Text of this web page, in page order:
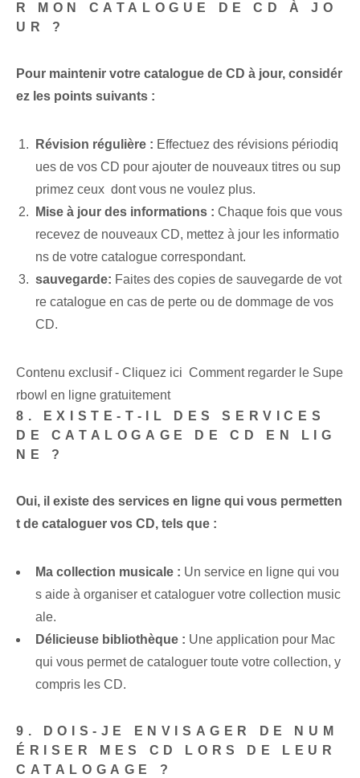
R MON CATALOGUE DE CD À JO
UR ?
Pour maintenir votre catalogue de CD à jour, considér
ez les points suivants :
Révision régulière : ⁣Effectuez ⁤des révisions périodiq
ues de vos CD pour ajouter de nouveaux titres ou ⁣sup
primez ceux ⁤ dont vous ne voulez plus.
Mise à jour des informations : Chaque fois que vous
recevez de nouveaux CD, mettez à jour les informatio
ns de votre catalogue correspondant.
sauvegarde: Faites des copies de sauvegarde de vot
re catalogue en cas de perte ou de dommage de vos
CD.
Contenu exclusif - Cliquez ici Comment regarder le Supe
rbowl en ligne gratuitement
8. EXISTE-T-IL DES SERVICES
DE CATALOGAGE DE CD EN LIG
NE ?
Oui, il existe des services en ligne qui vous permetten
t de cataloguer vos CD, tels que :
Ma collection musicale : Un service en ligne qui vou
s aide à organiser et cataloguer votre collection music
ale.
Délicieuse bibliothèque : Une application pour Mac
qui vous permet de cataloguer toute votre collection, y
compris les CD.
9. DOIS-JE ENVISAGER DE NUM
ÉRISER MES CD LORS DE LEUR
CATALOGAGE ?